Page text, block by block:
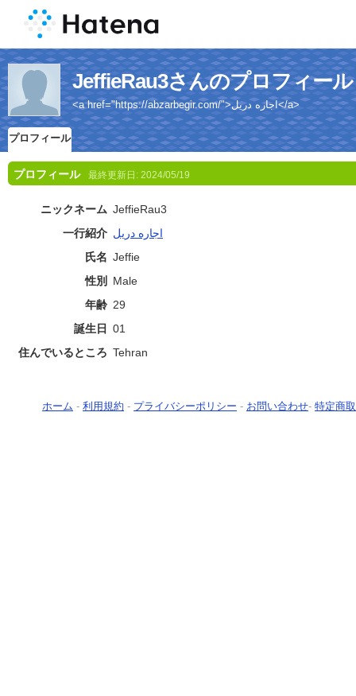
JeffieRau3さんのプロフィール
<a href="https://abzarbegir.com/">اجاره دریل</a>
プロフィール
プロフィール 最終更新日: 2024/05/19
ニックネーム JeffieRau3
一行紹介 اجاره دریل
氏名 Jeffie
性別
Male
年齢 29
誕生日
01
住んでいるところ Tehran
ホーム - 利用規約 - プライバシーポリシー - お問い合わせ- 特定商